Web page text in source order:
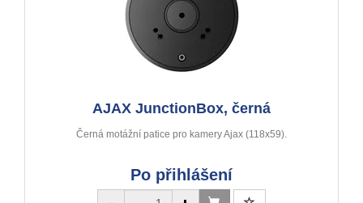
AJAX JunctionBox, černá
Černá motážní patice pro kamery Ajax (118x59).
Po přihlášení